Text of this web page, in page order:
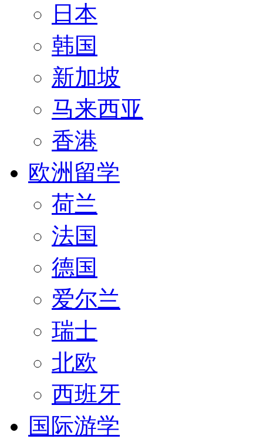
日本
韩国
新加坡
马来西亚
香港
欧洲留学
荷兰
法国
德国
爱尔兰
瑞士
北欧
西班牙
国际游学